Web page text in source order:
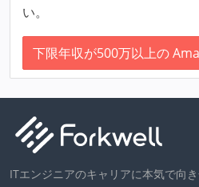
い。
下限年収が500万以上の
ITエンジニアのキャリアに本気で向